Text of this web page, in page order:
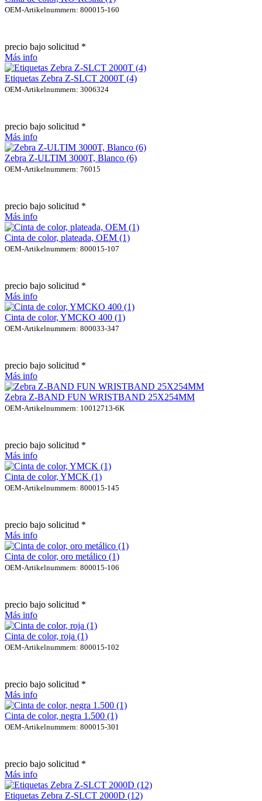
OEM-Artikelnummern: 800015-160
precio bajo solicitud *
Más info
Etiquetas Zebra Z-SLCT 2000T (4)
OEM-Artikelnummern: 3006324
precio bajo solicitud *
Más info
Zebra Z-ULTIM 3000T, Blanco (6)
OEM-Artikelnummern: 76015
precio bajo solicitud *
Más info
Cinta de color, plateada, OEM (1)
OEM-Artikelnummern: 800015-107
precio bajo solicitud *
Más info
Cinta de color, YMCKO 400 (1)
OEM-Artikelnummern: 800033-347
precio bajo solicitud *
Más info
Zebra Z-BAND FUN WRISTBAND 25X254MM
OEM-Artikelnummern: 10012713-6K
precio bajo solicitud *
Más info
Cinta de color, YMCK (1)
OEM-Artikelnummern: 800015-145
precio bajo solicitud *
Más info
Cinta de color, oro metálico (1)
OEM-Artikelnummern: 800015-106
precio bajo solicitud *
Más info
Cinta de color, roja (1)
OEM-Artikelnummern: 800015-102
precio bajo solicitud *
Más info
Cinta de color, negra 1.500 (1)
OEM-Artikelnummern: 800015-301
precio bajo solicitud *
Más info
Etiquetas Zebra Z-SLCT 2000D (12)